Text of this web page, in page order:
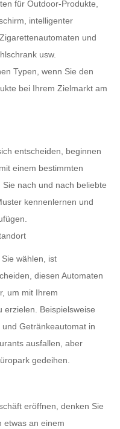
für Outdoor-Produkte,
intelligenter
und
usw.
Typen, wenn Sie den
bei Ihrem Zielmarkt am
entscheiden, beginnen
einem bestimmten
nach und nach beliebte
kennenlernen und
wählen, ist
diesen Automaten
um mit Ihrem
erzielen. Beispielsweise
Getränkeautomat in
ausfallen, aber
gedeihen.
eröffnen, denken Sie
etwas an einem